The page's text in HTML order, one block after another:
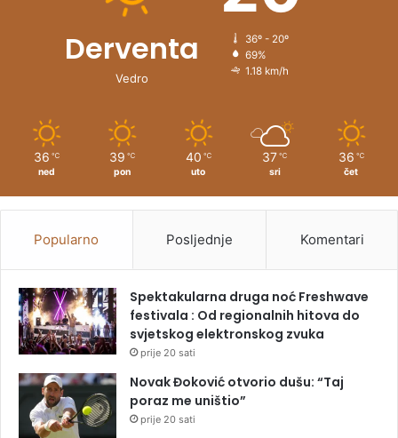
Derventa
Vedro
36º - 20º
69%
1.18 km/h
36 ℃
ned
39 ℃
pon
40 ℃
uto
37 ℃
sri
36 ℃
čet
Popularno Posljednje Komentari
Spektakularna druga noć Freshwave
festivala : Od regionalnih hitova do
svjetskog elektronskog zvuka
prije 20 sati
Novak Đoković otvorio dušu: “Taj
poraz me uništio”
prije 20 sati